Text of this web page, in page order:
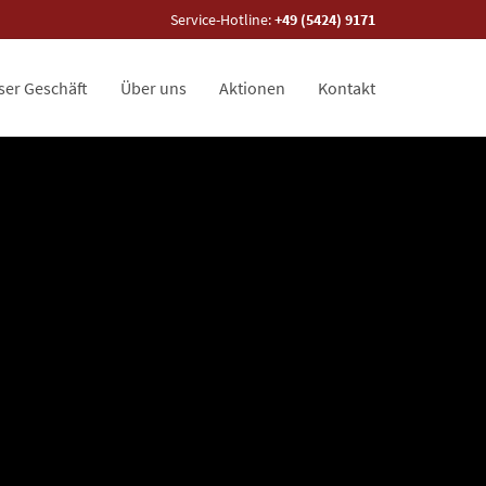
Service-Hotline:+49 (5424) 9171
Geschäft Über uns Aktionen Kontakt